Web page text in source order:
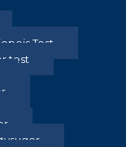
Test
test